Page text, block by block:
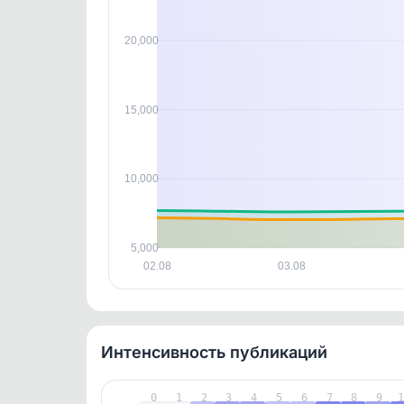
02.08 03.08
20,000
15,000
10,000
5,000
Интенсивность публикаций
0 1 2 3 4 5 6 7 8 9